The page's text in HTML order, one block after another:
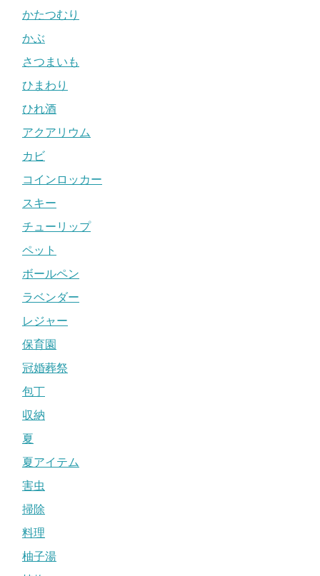
かたつむり
かぶ
さつまいも
ひまわり
ひれ酒
アクアリウム
カビ
コインロッカー
スキー
チューリップ
ペット
ボールペン
ラベンダー
レジャー
保育園
冠婚葬祭
包丁
収納
夏
夏アイテム
害虫
掃除
料理
柚子湯